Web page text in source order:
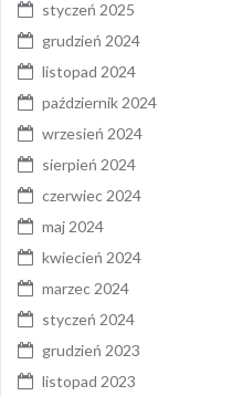
styczeń 2025
grudzień 2024
listopad 2024
październik 2024
wrzesień 2024
sierpień 2024
czerwiec 2024
maj 2024
kwiecień 2024
marzec 2024
styczeń 2024
grudzień 2023
listopad 2023